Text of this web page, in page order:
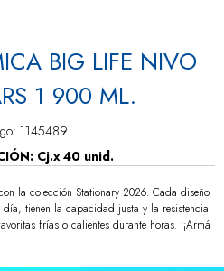
BIG LIFE NIVO
1 900 ML.
1145489
Cj.x 40 unid.
la colección Stationary 2026. Cada diseño
tienen la capacidad justa y la resistencia
frías o calientes durante horas. ¡¡Armá